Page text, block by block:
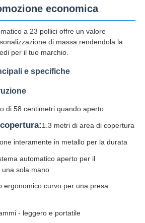
economica
a 23 pollici offre un valore
di massa.rendendola la
per il tuo marchio.
e specifiche
di 58 centimetri quando aperto
1.3 metri di area di copertura
interamente in metallo per la durata
automatico aperto per il
sola mano
ergonomico curvo per una presa
- leggero e portatile